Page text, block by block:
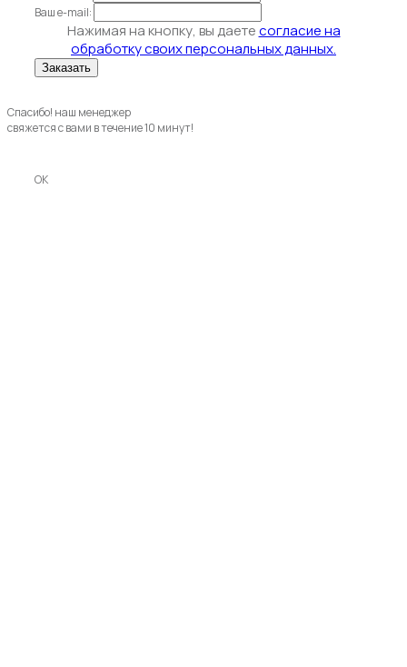
Ваш e-mail:
Нажимая на кнопку, вы даетесогласие на
обработку своих персональных данных.
Спасибо! наш менеджер
свяжется с вами в течение 10 минут!
OK